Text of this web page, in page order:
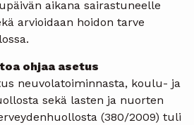
aikana sairastuneelle
arvioidaan hoidon tarve
ohjaa asetus
neuvolatoiminnasta, koulu- ja
sekä lasten ja nuorten
(380/2009) tuli